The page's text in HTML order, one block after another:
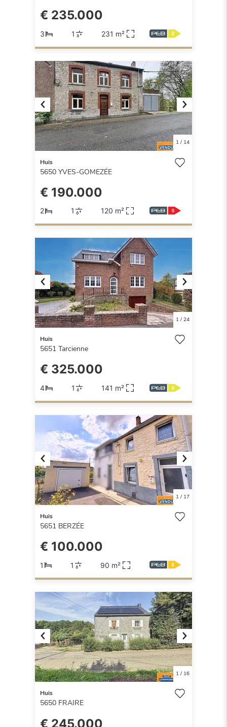
€ 235.000
3 1 231 m²
Previous Next
1/ 14
Huis
5650 YVES-GOMEZÉE
€ 190.000
2 1 120 m²
Previous Next
1/ 24
Huis
5651 Tarcienne
€ 325.000
4 1 141 m²
Previous Next
1/ 17
Huis
5651 BERZÉE
€ 100.000
1 1 90 m²
Previous Next
1/ 16
Huis
5650 FRAIRE
€ 245.000